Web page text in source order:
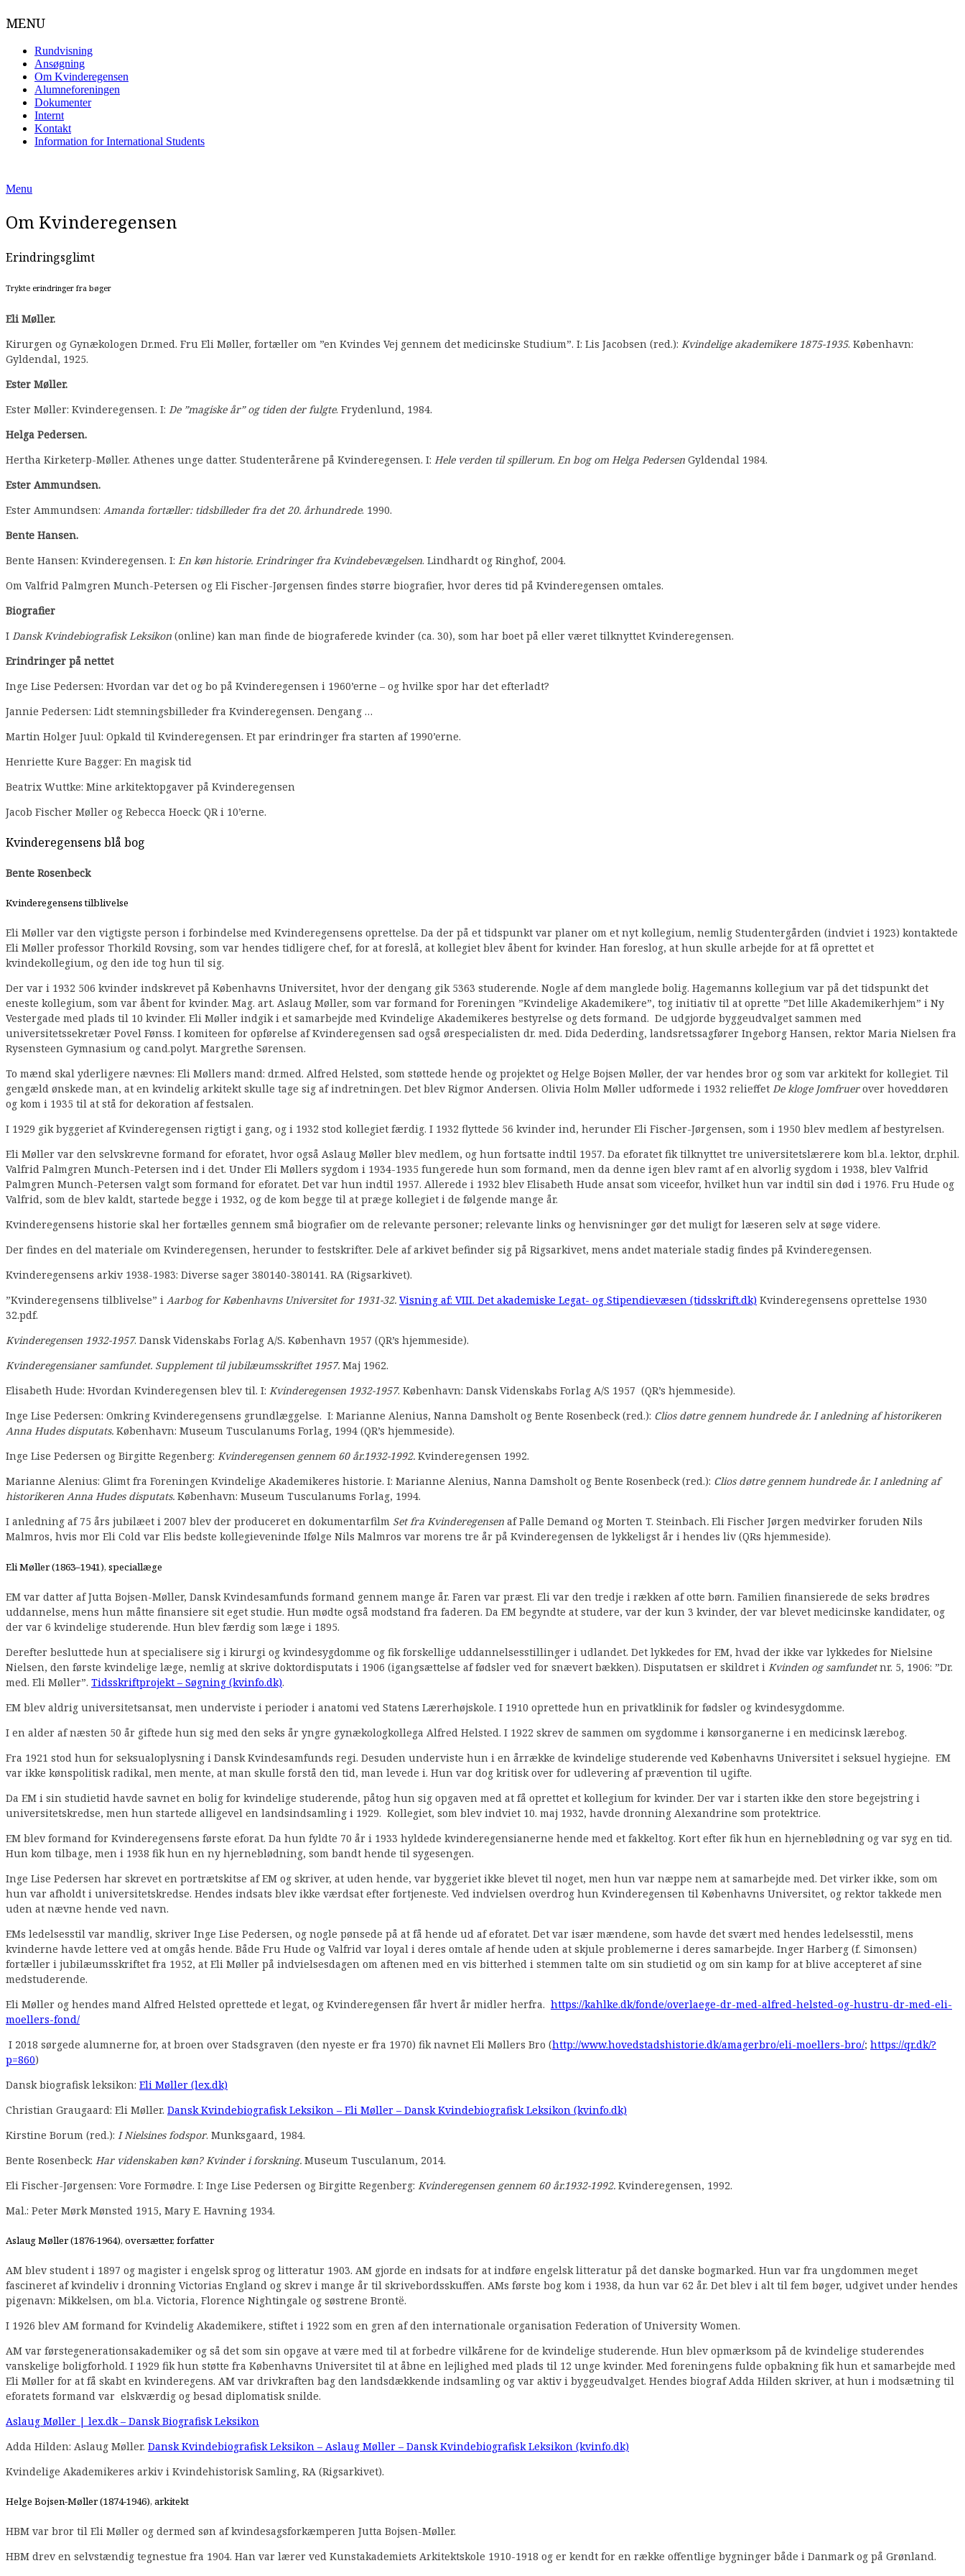
MENU
Rundvisning
Ansøgning
Om Kvinderegensen
Alumneforeningen
Dokumenter
Internt
Kontakt
Information for International Students
content
Menu
Om Kvinderegensen
Erindringsglimt
Trykte erindringer fra bøger
Eli Møller.
Kirurgen og Gynækologen Dr.med. Fru Eli Møller, fortæller om ”en Kvindes Vej gennem det medicinske Studium”. I: Lis Jacobsen (red.): Kvindelige akademikere 1875-1935. København:
Gyldendal, 1925.
Ester Møller.
Ester Møller: Kvinderegensen. I: De ”magiske år” og tiden der fulgte. Frydenlund, 1984.
Helga Pedersen.
Hertha Kirketerp-Møller. Athenes unge datter. Studenterårene på Kvinderegensen. I: Hele verden til spillerum. En bog om Helga Pedersen Gyldendal 1984.
Ester Ammundsen.
Ester Ammundsen: Amanda fortæller: tidsbilleder fra det 20. århundrede. 1990.
Bente Hansen.
Bente Hansen: Kvinderegensen. I: En køn historie. Erindringer fra Kvindebevægelsen. Lindhardt og Ringhof, 2004.
Om Valfrid Palmgren Munch-Petersen og Eli Fischer-Jørgensen findes større biografier, hvor deres tid på Kvinderegensen omtales.
Biografier
I Dansk Kvindebiografisk Leksikon (online) kan man finde de biograferede kvinder (ca. 30), som har boet på eller været tilknyttet Kvinderegensen.
Erindringer på nettet
Inge Lise Pedersen: Hvordan var det og bo på Kvinderegensen i 1960’erne – og hvilke spor har det efterladt?
Jannie Pedersen: Lidt stemningsbilleder fra Kvinderegensen. Dengang …
Martin Holger Juul: Opkald til Kvinderegensen. Et par erindringer fra starten af 1990’erne.
Henriette Kure Bagger: En magisk tid
Beatrix Wuttke: Mine arkitektopgaver på Kvinderegensen
Jacob Fischer Møller og Rebecca Hoeck: QR i 10’erne.
Kvinderegensens blå bog
Bente Rosenbeck
Kvinderegensens tilblivelse
Eli Møller var den vigtigste person i forbindelse med Kvinderegensens oprettelse. Da der på et tidspunkt var planer om et nyt kollegium, nemlig Studentergården (indviet i 1923) kontaktede
Eli Møller professor Thorkild Rovsing, som var hendes tidligere chef, for at foreslå, at kollegiet blev åbent for kvinder. Han foreslog, at hun skulle arbejde for at få oprettet et
kvindekollegium, og den ide tog hun til sig.
Der var i 1932 506 kvinder indskrevet på Københavns Universitet, hvor der dengang gik 5363 studerende. Nogle af dem manglede bolig. Hagemanns kollegium var på det tidspunkt det
eneste kollegium, som var åbent for kvinder. Mag. art. Aslaug Møller, som var formand for Foreningen ”Kvindelige Akademikere”, tog initiativ til at oprette ”Det lille Akademikerhjem” i Ny
Vestergade med plads til 10 kvinder. Eli Møller indgik i et samarbejde med Kvindelige Akademikeres bestyrelse og dets formand. De udgjorde byggeudvalget sammen med
universitetssekretær Povel Fønss. I komiteen for opførelse af Kvinderegensen sad også ørespecialisten dr. med. Dida Dederding, landsretssagfører Ingeborg Hansen, rektor Maria Nielsen fra
Rysensteen Gymnasium og cand.polyt. Margrethe Sørensen.
To mænd skal yderligere nævnes: Eli Møllers mand: dr.med. Alfred Helsted, som støttede hende og projektet og Helge Bojsen Møller, der var hendes bror og som var arkitekt for kollegiet. Til
gengæld ønskede man, at en kvindelig arkitekt skulle tage sig af indretningen. Det blev Rigmor Andersen. Olivia Holm Møller udformede i 1932 relieffet De kloge Jomfruerover hoveddøren
og kom i 1935 til at stå for dekoration af festsalen.
I 1929 gik byggeriet af Kvinderegensen rigtigt i gang, og i 1932 stod kollegiet færdig. I 1932 flyttede 56 kvinder ind, herunder Eli Fischer-Jørgensen, som i 1950 blev medlem af bestyrelsen.
Eli Møller var den selvskrevne formand for eforatet, hvor også Aslaug Møller blev medlem, og hun fortsatte indtil 1957. Da eforatet fik tilknyttet tre universitetslærere kom bl.a. lektor, dr.phil.
Valfrid Palmgren Munch-Petersen ind i det. Under Eli Møllers sygdom i 1934-1935 fungerede hun som formand, men da denne igen blev ramt af en alvorlig sygdom i 1938, blev Valfrid
Palmgren Munch-Petersen valgt som formand for eforatet. Det var hun indtil 1957. Allerede i 1932 blev Elisabeth Hude ansat som viceefor, hvilket hun var indtil sin død i 1976. Fru Hude og
Valfrid, som de blev kaldt, startede begge i 1932, og de kom begge til at præge kollegiet i de følgende mange år.
Kvinderegensens historie skal her fortælles gennem små biografier om de relevante personer; relevante links og henvisninger gør det muligt for læseren selv at søge videre.
Der findes en del materiale om Kvinderegensen, herunder to festskrifter. Dele af arkivet befinder sig på Rigsarkivet, mens andet materiale stadig findes på Kvinderegensen.
Kvinderegensens arkiv 1938-1983: Diverse sager 380140-380141. RA (Rigsarkivet).
”Kvinderegensens tilblivelse” i Aarbog for Københavns Universitet for 1931-32. Visning af: VIII. Det akademiske Legat- og Stipendievæsen (tidsskrift.dk) Kvinderegensens oprettelse 1930
32.pdf.
Kvinderegensen 1932-1957. Dansk Videnskabs Forlag A/S. København 1957 (QR’s hjemmeside).
Kvinderegensianer samfundet. Supplement til jubilæumsskriftet 1957. Maj 1962.
Elisabeth Hude: Hvordan Kvinderegensen blev til. I: Kvinderegensen 1932-1957. København: Dansk Videnskabs Forlag A/S 1957 (QR’s hjemmeside).
Inge Lise Pedersen: Omkring Kvinderegensens grundlæggelse. I: Marianne Alenius, Nanna Damsholt og Bente Rosenbeck (red.): Clios døtre gennem hundrede år. I anledning af historikeren
Anna Hudes disputats. København: Museum Tusculanums Forlag, 1994 (QR’s hjemmeside).
Inge Lise Pedersen og Birgitte Regenberg: Kvinderegensen gennem 60 år.1932-1992. Kvinderegensen 1992.
Marianne Alenius: Glimt fra Foreningen Kvindelige Akademikeres historie. I: Marianne Alenius, Nanna Damsholt og Bente Rosenbeck (red.): Clios døtre gennem hundrede år. I anledning af
historikeren Anna Hudes disputats. København: Museum Tusculanums Forlag, 1994.
I anledning af 75 års jubilæet i 2007 blev der produceret en dokumentarfilm Set fra Kvinderegensen af Palle Demand og Morten T. Steinbach. Eli Fischer Jørgen medvirker foruden Nils
Malmros, hvis mor Eli Cold var Elis bedste kollegieveninde Ifølge Nils Malmros var morens tre år på Kvinderegensen de lykkeligst år i hendes liv (QRs hjemmeside).
Eli Møller (1863–1941), speciallæge
EM var datter af Jutta Bojsen-Møller, Dansk Kvindesamfunds formand gennem mange år. Faren var præst. Eli var den tredje i rækken af otte børn. Familien finansierede de seks brødres
uddannelse, mens hun måtte finansiere sit eget studie. Hun mødte også modstand fra faderen. Da EM begyndte at studere, var der kun 3 kvinder, der var blevet medicinske kandidater, og
der var 6 kvindelige studerende. Hun blev færdig som læge i 1895.
Derefter besluttede hun at specialisere sig i kirurgi og kvindesygdomme og fik forskellige uddannelsesstillinger i udlandet. Det lykkedes for EM, hvad der ikke var lykkedes for Nielsine
Nielsen, den første kvindelige læge, nemlig at skrive doktordisputats i 1906 (igangsættelse af fødsler ved for snævert bækken). Disputatsen er skildret i Kvinden og samfundetnr. 5, 1906: ”Dr.
med. Eli Møller”. Tidsskriftprojekt – Søgning (kvinfo.dk).
EM blev aldrig universitetsansat, men underviste i perioder i anatomi ved Statens Lærerhøjskole. I 1910 oprettede hun en privatklinik for fødsler og kvindesygdomme.
I en alder af næsten 50 år giftede hun sig med den seks år yngre gynækologkollega Alfred Helsted. I 1922 skrev de sammen om sygdomme i kønsorganerne i en medicinsk lærebog.
Fra 1921 stod hun for seksualoplysning i Dansk Kvindesamfunds regi. Desuden underviste hun i en årrække de kvindelige studerende ved Københavns Universitet i seksuel hygiejne. EM
var ikke kønspolitisk radikal, men mente, at man skulle forstå den tid, man levede i. Hun var dog kritisk over for udlevering af prævention til ugifte.
Da EM i sin studietid havde savnet en bolig for kvindelige studerende, påtog hun sig opgaven med at få oprettet et kollegium for kvinder. Der var i starten ikke den store begejstring i
universitetskredse, men hun startede alligevel en landsindsamling i 1929. Kollegiet, som blev indviet 10. maj 1932, havde dronning Alexandrine som protektrice.
EM blev formand for Kvinderegensens første eforat. Da hun fyldte 70 år i 1933 hyldede kvinderegensianerne hende med et fakkeltog. Kort efter fik hun en hjerneblødning og var syg en tid.
Hun kom tilbage, men i 1938 fik hun en ny hjerneblødning, som bandt hende til sygesengen.
Inge Lise Pedersen har skrevet en portrætskitse af EM og skriver, at uden hende, var byggeriet ikke blevet til noget, men hun var næppe nem at samarbejde med. Det virker ikke, som om
hun var afholdt i universitetskredse. Hendes indsats blev ikke værdsat efter fortjeneste. Ved indvielsen overdrog hun Kvinderegensen til Københavns Universitet, og rektor takkede men
uden at nævne hende ved navn.
EMs ledelsesstil var mandlig, skriver Inge Lise Pedersen, og nogle pønsede på at få hende ud af eforatet. Det var især mændene, som havde det svært med hendes ledelsesstil, mens
kvinderne havde lettere ved at omgås hende. Både Fru Hude og Valfrid var loyal i deres omtale af hende uden at skjule problemerne i deres samarbejde. Inger Harberg (f. Simonsen)
fortæller i jubilæumsskriftet fra 1952, at Eli Møller på indvielsesdagen om aftenen med en vis bitterhed i stemmen talte om sin studietid og om sin kamp for at blive accepteret af sine
medstuderende.
Eli Møller og hendes mand Alfred Helsted oprettede et legat, og Kvinderegensen får hvert år midler herfra. https://kahlke.dk/fonde/overlaege-dr-med-alfred-helsted-og-hustru-dr-med-eli-
moellers-fond/
I 2018 sørgede alumnerne for, at broen over Stadsgraven (den nyeste er fra 1970) fik navnet Eli Møllers Bro (http://www.hovedstadshistorie.dk/amagerbro/eli-moellers-bro/; https://qr.dk/?
p=860)
Dansk biografisk leksikon: Eli Møller (lex.dk)
Christian Graugaard: Eli Møller. Dansk Kvindebiografisk Leksikon – Eli Møller – Dansk Kvindebiografisk Leksikon (kvinfo.dk)
Kirstine Borum (red.): I Nielsines fodspor. Munksgaard, 1984.
Bente Rosenbeck: Har videnskaben køn? Kvinder i forskning. Museum Tusculanum, 2014.
Eli Fischer-Jørgensen: Vore Formødre. I: Inge Lise Pedersen og Birgitte Regenberg: Kvinderegensen gennem 60 år.1932-1992. Kvinderegensen, 1992.
Mal.: Peter Mørk Mønsted 1915, Mary E. Havning 1934.
Aslaug Møller (1876-1964), oversætter, forfatter
AM blev student i 1897 og magister i engelsk sprog og litteratur 1903. AM gjorde en indsats for at indføre engelsk litteratur på det danske bogmarked. Hun var fra ungdommen meget
fascineret af kvindeliv i dronning Victorias England og skrev i mange år til skrivebordsskuffen. AMs første bog kom i 1938, da hun var 62 år. Det blev i alt til fem bøger, udgivet under hendes
pigenavn: Mikkelsen, om bl.a. Victoria, Florence Nightingale og søstrene Brontë.
I 1926 blev AM formand for Kvindelig Akademikere, stiftet i 1922 som en gren af den internationale organisation Federation of University Women.
AM var førstegenerationsakademiker og så det som sin opgave at være med til at forbedre vilkårene for de kvindelige studerende. Hun blev opmærksom på de kvindelige studerendes
vanskelige boligforhold. I 1929 fik hun støtte fra Københavns Universitet til at åbne en lejlighed med plads til 12 unge kvinder. Med foreningens fulde opbakning fik hun et samarbejde med
Eli Møller for at få skabt en kvinderegens. AM var drivkraften bag den landsdækkende indsamling og var aktiv i byggeudvalget. Hendes biograf Adda Hilden skriver, at hun i modsætning til
eforatets formand var elskværdig og besad diplomatisk snilde.
Aslaug Møller | lex.dk – Dansk Biografisk Leksikon
Adda Hilden: Aslaug Møller. Dansk Kvindebiografisk Leksikon – Aslaug Møller – Dansk Kvindebiografisk Leksikon (kvinfo.dk)
Kvindelige Akademikeres arkiv i Kvindehistorisk Samling, RA (Rigsarkivet).
Helge Bojsen-Møller (1874-1946), arkitekt
HBM var bror til Eli Møller og dermed søn af kvindesagsforkæmperen Jutta Bojsen-Møller.
HBM drev en selvstændig tegnestue fra 1904. Han var lærer ved Kunstakademiets Arkitektskole 1910-1918 og er kendt for en række offentlige bygninger både i Danmark og på Grønland.